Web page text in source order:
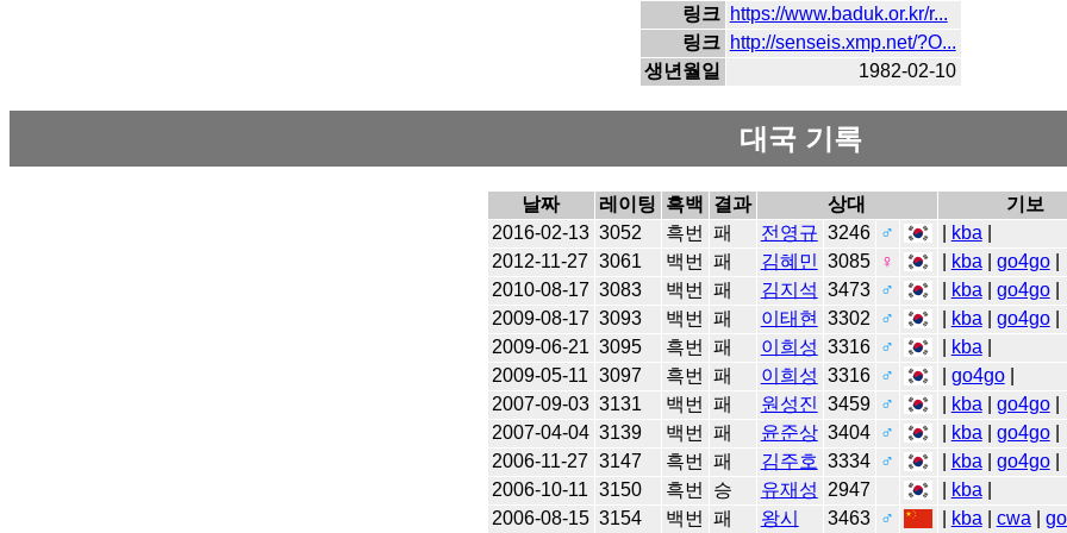
링크 https://www.baduk.or.kr/r...
링크 http://senseis.xmp.net/?O...
생년월일
1982-02-10
대국 기록
날짜 레이팅 흑백 결과 상대
기보
2016-02-13 3052 흑번 패 전영규 3246 ♂ kba
2012-11-27 3061 백번 패 김혜민 3085 ♀ kba go4go|
2010-08-17 3083 백번 패 김지석 3473 ♂ kba go4go|
2009-08-17 3093 백번 패 이태현 3302 ♂ kba go4go|
2009-06-21 3095 흑번 패 이희성 3316 ♂ kba
2009-05-11 3097 흑번 패 이희성 3316 ♂ go4go|
2007-09-03 3131 백번 패 원성진 3459 ♂ kba go4go|
2007-04-04 3139 백번 패 윤준상 3404 ♂ kba go4go|
2006-11-27 3147 흑번 패 김주호 3334 ♂ kba go4go|
2006-10-11 3150 흑번 승 유재성 2947 kba
2006-08-15 3154 백번 패 왕시 3463 ♂ kba cwa